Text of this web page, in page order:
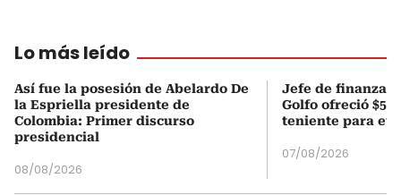
Lo más leído
Así fue la posesión de Abelardo De
la Espriella presidente de
Colombia: Primer discurso
presidencial
08/08/2026
Jefe de finanzas
Golfo ofreció
teniente para
07/08/2026